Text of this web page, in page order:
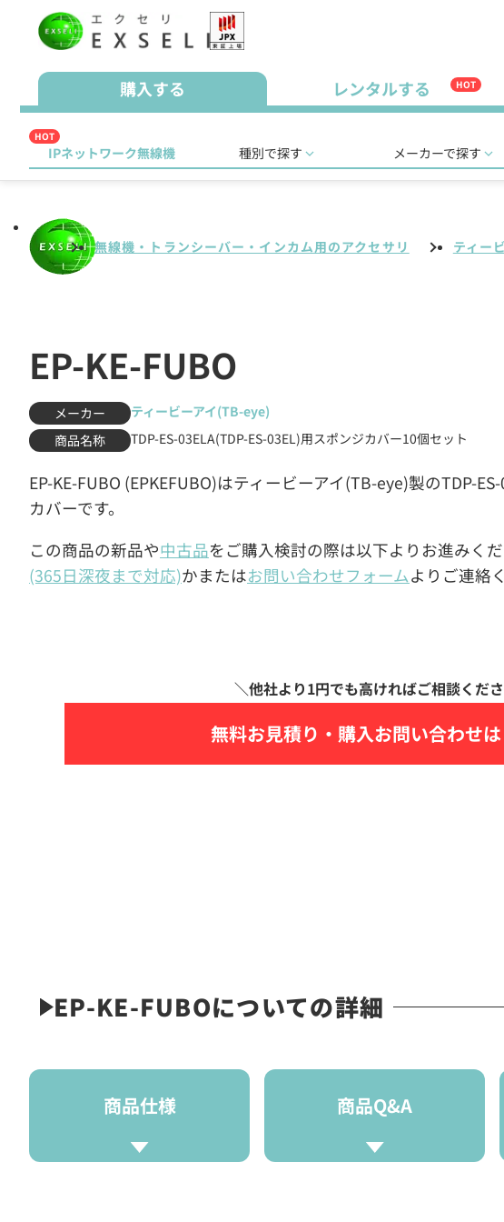
購入する レンタルする HOT
HOT
IPネットワーク無線機 種別で探す メーカーで探す
無線機・トランシーバー・インカム用のアクセサリ ティー
EP-KE-FUBO
メーカー
ティービーアイ(TB-eye)
商品名称
TDP-ES-03ELA(TDP-ES-03EL)用スポンジカバー10個セット
EP-KE-FUBO (EPKEFUBO)はティービーアイ(TB-eye)製のTDP-
カバーです。
この商品の新品や中古品をご購入検討の際は以下よりお進みく
(365日深夜まで対応)かまたはお問い合わせフォームよりご連絡
無料お見積り・ 購入お問い合わせ
EP-KE-FUBOについての詳細
商品仕様 商品Q&A